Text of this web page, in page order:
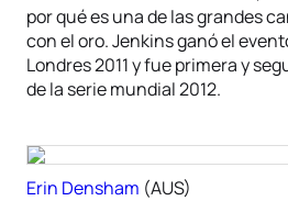
por qué es una de las grandes
con el oro. Jenkins ganó el
Londres 2011 y fue primera y
de la serie mundial 2012.
Erin Densham (AUS)